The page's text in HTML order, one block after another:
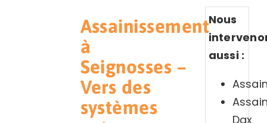
Assainissement
à
Seignosses –
Vers des
systèmes
Nous
aussi :
Dax